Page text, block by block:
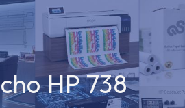
HP 738